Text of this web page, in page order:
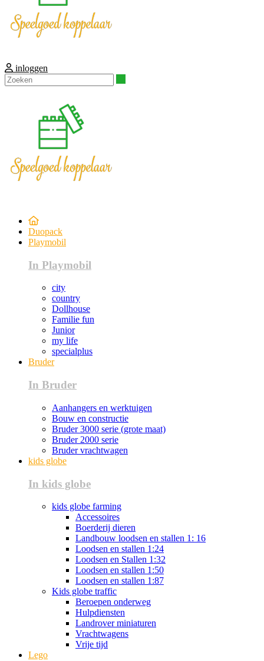
inloggen
Duopack
Playmobil
In Playmobil
city
country
Dollhouse
Familie fun
Junior
my life
specialplus
Bruder
In Bruder
Aanhangers en werktuigen
Bouw en constructie
Bruder 3000 serie (grote maat)
Bruder 2000 serie
Bruder vrachtwagen
kids globe
In kids globe
kids globe farming
Accessoires
Boerderij dieren
Landbouw loodsen en stallen 1: 16
Loodsen en stallen 1:24
Loodsen en Stallen 1:32
Loodsen en stallen 1:50
Loodsen en stallen 1:87
Kids globe traffic
Beroepen onderweg
Hulpdiensten
Landrover miniaturen
Vrachtwagens
Vrije tijd
Lego